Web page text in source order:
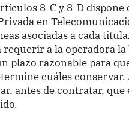
8-C y 8-D dispone
en
asociadas a cada
a la operadora la
plazo razonable para
cuáles conservar.
antes de contratar,